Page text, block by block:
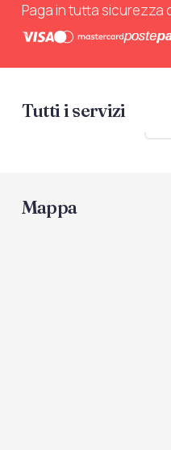
Paga in tutta sicurezza
Tutti i servizi
Mappa